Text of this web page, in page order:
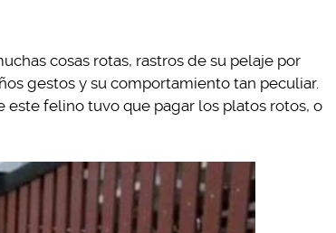
cosas rotas, rastros de su pelaje por
gestos y su comportamiento tan peculiar.
felino tuvo que pagar los platos rotos, o